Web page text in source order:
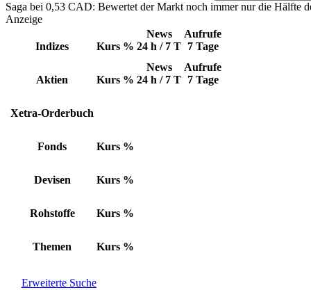
Saga bei 0,53 CAD: Bewertet der Markt noch immer nur die Hälfte
Anzeige
Indizes Kurs %
News
24 h / 7 T
Aufrufe
7 Tage
Aktien Kurs %
News
24 h / 7 T
Aufrufe
7 Tage
Xetra-Orderbuch
Fonds Kurs %
Devisen Kurs %
Rohstoffe Kurs %
Themen Kurs %
Erweiterte Suche